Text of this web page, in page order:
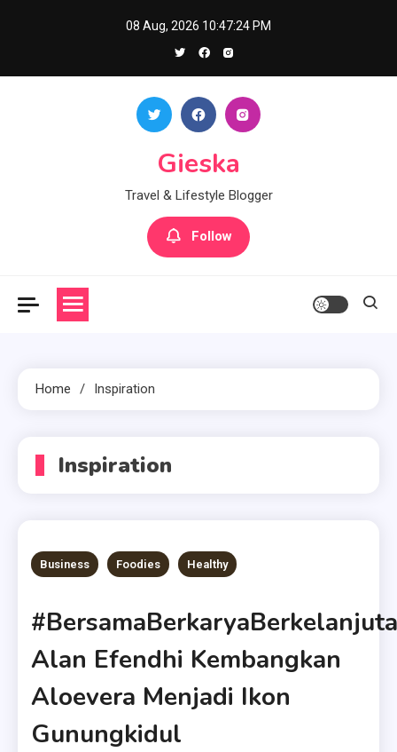
08 Aug, 2026 10:47:25 PM
Gieska
Travel & Lifestyle Blogger
Follow
Home Inspiration
Inspiration
Business Foodies Healthy
Alan Efendhi Kembangkan
Aloevera Menjadi Ikon
Gunungkidul